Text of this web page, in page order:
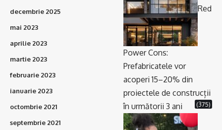
decembrie 2025
mai 2023
aprilie 2023
martie 2023
februarie 2023
ianuarie 2023
octombrie 2021
septembrie 2021
Red
Power Cons:
Prefabricatele vor
acoperi 15–20% din
proiectele de construcții
în următorii 3 ani
(375)